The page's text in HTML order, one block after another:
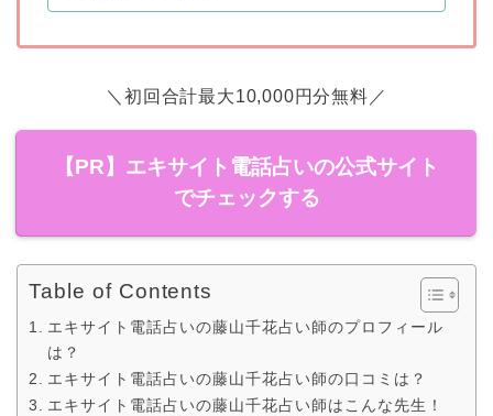
＼初回合計最大10,000円分無料／
【PR】エキサイト電話占いの公式サイト
でチェックする
Table of Contents
エキサイト電話占いの藤山千花占い師のプロフィール
は？
エキサイト電話占いの藤山千花占い師の口コミは？
エキサイト電話占いの藤山千花占い師はこんな先生！